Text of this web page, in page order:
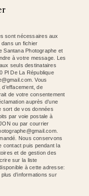
sont nécessaires aux
un fichier
Santana Photographe et
à votre message. Les
seuls destinataires
Pl De La République
Vous
de
de votre consentement
auprès d’une
sort de vos données
par voie postale à
ou par courrier
Nous conservons
contact puis pendant la
et de gestion des
sur la liste
à cette adresse:
d’informations sur